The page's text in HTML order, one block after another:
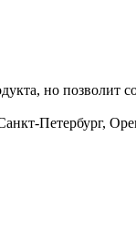
но позволит
Петербург,